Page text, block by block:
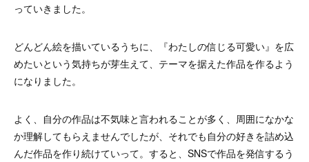
っていきました。
どんどん絵を描いているうちに、『わたしの信じる可愛い』を広
めたいという気持ちが芽生えて、テーマを据えた作品を作るよう
になりました。
よく、自分の作品は不気味と言われることが多く、周囲になかな
か理解してもらえませんでしたが、それでも自分の好きを詰め込
んだ作品を作り続けていって。すると、SNSで作品を発信するう